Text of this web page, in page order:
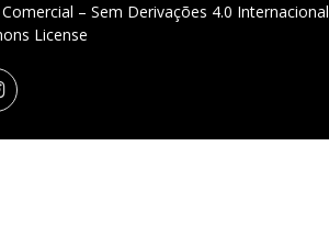
– Sem Derivações 4.0 Internacional
License